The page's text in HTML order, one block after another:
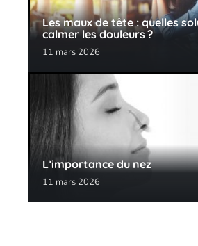
Les maux de tête : quelles
calmer les douleurs ?
11 mars 2026
L’importance du nez
11 mars 2026